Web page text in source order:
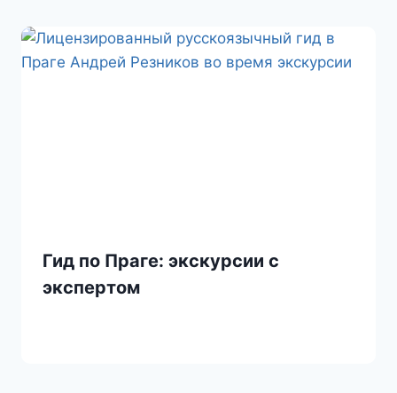
Гид по Праге: экскурсии с
экспертом